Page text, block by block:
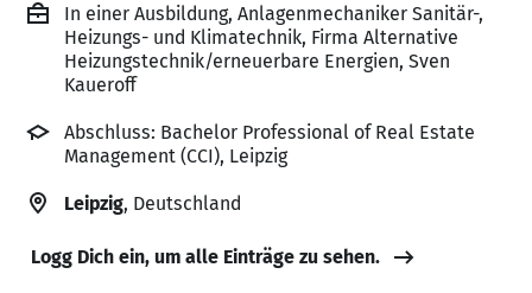
In einer Ausbildung, Anlagenmechaniker Sanitär-,
Heizungs- und Klimatechnik, Firma Alternative
Heizungstechnik/erneuerbare Energien, Sven
Kaueroff
Abschluss: Bachelor Professional of Real Estate
Management (CCI), Leipzig
Leipzig, Deutschland
Logg Dich ein, um alle Einträge zu sehen.